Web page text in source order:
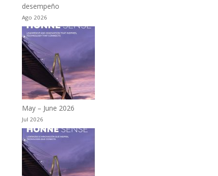
desempeño
Ago 2026
May – June 2026
Jul 2026